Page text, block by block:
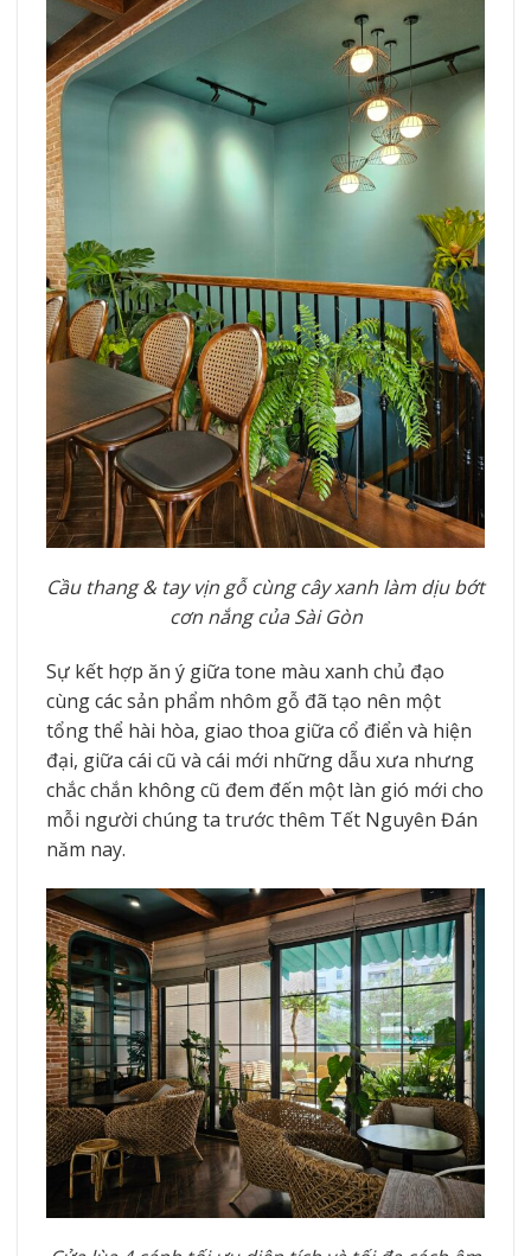
Cầu thang & tay vịn gỗ cùng cây xanh làm dịu bớt
cơn nắng của Sài Gòn
Sự kết hợp ăn ý giữa tone màu xanh chủ đạo
cùng các sản phẩm nhôm gỗ đã tạo nên một
tổng thể hài hòa, giao thoa giữa cổ điển và hiện
đại, giữa cái cũ và cái mới những dẫu xưa nhưng
chắc chắn không cũ đem đến một làn gió mới cho
mỗi người chúng ta trước thêm Tết Nguyên Đán
năm nay.